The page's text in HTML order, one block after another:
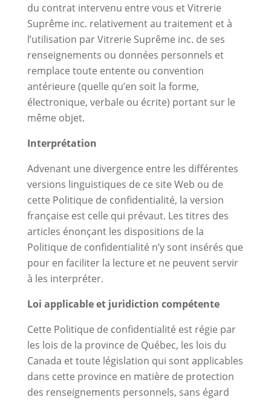
du contrat intervenu entre vous et Vitrerie
Suprême inc. relativement au traitement et à
l’utilisation par Vitrerie Suprême inc. de ses
renseignements ou données personnels et
remplace toute entente ou convention
antérieure (quelle qu’en soit la forme,
électronique, verbale ou écrite) portant sur le
même objet.
Interprétation
Advenant une divergence entre les différentes
versions linguistiques de ce site Web ou de
cette Politique de confidentialité, la version
française est celle qui prévaut. Les titres des
articles énonçant les dispositions de la
Politique de confidentialité n’y sont insérés que
pour en faciliter la lecture et ne peuvent servir
à les interpréter.
Loi applicable et juridiction compétente
Cette Politique de confidentialité est régie par
les lois de la province de Québec, les lois du
Canada et toute législation qui sont applicables
dans cette province en matière de protection
des renseignements personnels, sans égard